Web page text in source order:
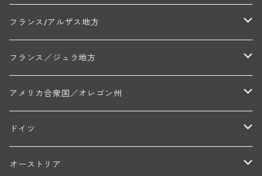
エマニュエル・ルジェ(フラジェ・エシェゾー)
マルキ・ダンジェルヴィル(ヴォルネー)
ロワイエ(コート・デュ・クーショワ)
A&Pド・ヴィレーヌ(ブーズロン)
マコネ地区
マンシア・ポンセ(シャントレ)
ボージョレ地区
フランク・ジュイヤール(ジュリエナ)
ギイ・ブルトン(モルゴン)
シャトー・ライヤ(シャトーヌフ・デュ・パプ)
ムーラン・ド・ガサック
シャトー・レストリーユ
メドック地区
シャトー・ル・タンプル
ペイ・ナンテ地区
デ・オー・ペミオン(ムスカデ)
サントル・ニヴェルネ地区
ディディエ・ダグノー(プイィ・フュメ)
レジス・ミネ(プイィ・フュメ)
トゥーレーヌ地区
ド・ラ・ノブレ(シノン)
フランス/アルザス地方
ロリー・ガスマン
フランス／ジュラ地方
アルボワ
ペリカン
アメリカ合衆国／オレゴン州
ウィラメット・ヴァレー
ニコラ・ジェイ
ドイツ
ラインガウ
オーストリア